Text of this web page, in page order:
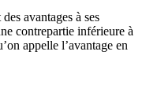
avantages à ses
contrepartie inférieure à
appelle l’avantage en